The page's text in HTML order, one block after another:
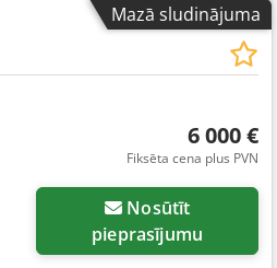
Mazā sludinājuma
6 000 €
Fiksēta cena plus PVN
pieprasījumu